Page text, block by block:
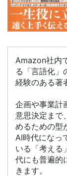
Amazon社内
る「言語化」
経験のある著
企画や事業計
意思決定まで
めるための型
AI時代になっ
いる「考える
代にも普遍的
きます。